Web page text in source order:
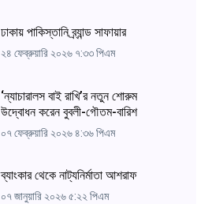
ঢাকায় পাকিস্তানি ব্র্যান্ড সাফায়ার
২৪ ফেব্রুয়ারি ২০২৬ ৭:৩৩ পিএম
‘ন্যাচারালস বাই রাখি’র নতুন শোরুম
উদ্বোধন করেন বুবলী-গৌতম-বারিশ
০৭ ফেব্রুয়ারি ২০২৬ ৪:৩৬ পিএম
ব্যাংকার থেকে নাট্যনির্মাতা আশরাফ
০৭ জানুয়ারি ২০২৬ ৫:২২ পিএম